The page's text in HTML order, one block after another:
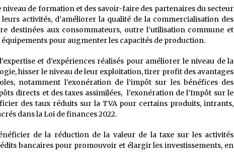
de formation et des savoir-faire des partenaires du secteur
activités, d’améliorer la qualité de la commercialisation des
destinées aux consommateurs, outre l’utilisation commune et
pour augmenter les capacités de production.
et d’expériences réalisés pour améliorer le niveau de la
hisser le niveau de leur exploitation, tirer profit des avantages
notamment l’exonération de l’impôt sur les bénéfices des
directs et des taxes assimilées, l’exonération de l’Impôt sur le
des taux réduits sur la TVA pour certains produits, intrants,
dans la Loi de finances 2022.
de la réduction de la valeur de la taxe sur les activités
bancaires pour promouvoir et élargir les investissements, en